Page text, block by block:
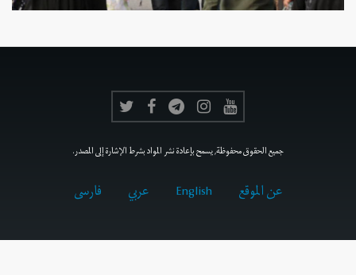
جميع الحقوق محفوظة, يسمح بإعادة نشر المواد بشرط الإشارة إلى المصدر.
عن الموقع English عربي فارسى